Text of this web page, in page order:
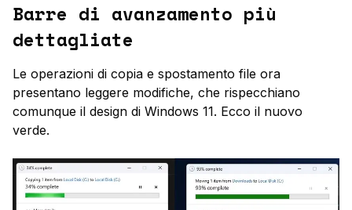
Barre di avanzamento più
dettagliate
Le operazioni di copia e spostamento file ora
presentano leggere modifiche, che rispecchiano
comunque il design di Windows 11. Ecco il nuovo
verde.